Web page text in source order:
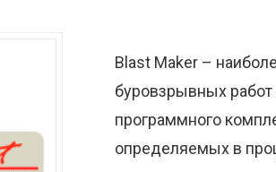
Blast Maker –
буровзрывных работ
программного
определяемых в